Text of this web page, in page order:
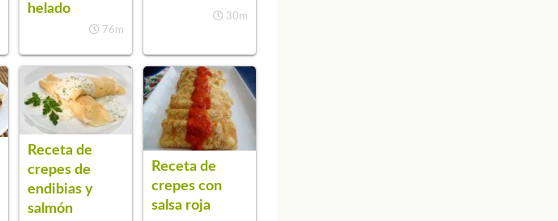
helado
76m
30m
Receta de
crepes de
endibias y
salmón
Receta de
crepes con
salsa roja